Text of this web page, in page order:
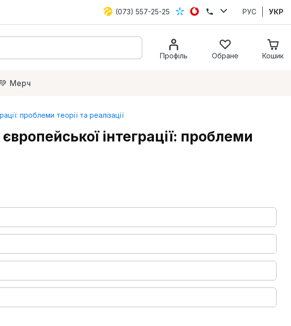
(073) 557-25-25 РУС УКР
Профіль Обране Кошик
💚 Мерч
проблеми теорії та реалізації
інтеграції: проблеми